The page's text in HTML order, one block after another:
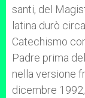
santi, del
latina durò
Catechismo
Padre prima
nella versione
dicembre